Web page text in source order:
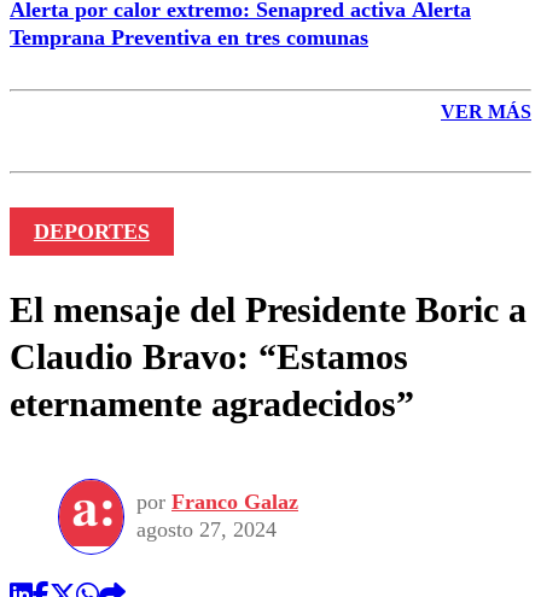
Alerta por calor extremo: Senapred activa Alerta
Temprana Preventiva en tres comunas
VER MÁS
DEPORTES
El mensaje del Presidente Boric a
Claudio Bravo: “Estamos
eternamente agradecidos”
por Franco Galaz
agosto 27, 2024